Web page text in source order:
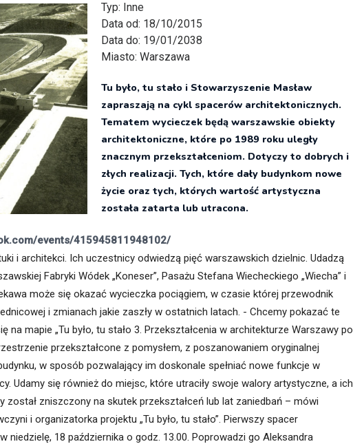
Miast Dawnych
Firmy
Typ: Inne
Data od: 18/10/2015
Data do: 19/01/2038
Miasto: Warszawa
Tu było, tu stało i Stowarzyszenie Masław
zapraszają na cykl spacerów architektonicznych.
Tematem wycieczek będą warszawskie obiekty
architektoniczne, które po 1989 roku uległy
znacznym przekształceniom. Dotyczy to dobrych i
złych realizacji. Tych, które dały budynkom nowe
życie oraz tych, których wartość artystyczna
została zatarta lub utracona.
events/415945811948102/
i architekci. Ich uczestnicy odwiedzą pięć warszawskich dzielnic. Udadzą
Fabryki Wódek „Koneser”, Pasażu Stefana Wiecheckiego „Wiecha” i
może się okazać wycieczka pociągiem, w czasie której przewodnik
i zmianach jakie zaszły w ostatnich latach. - Chcemy pokazać te
na mapie „Tu było, tu stało 3. Przekształcenia w architekturze Warszawy po
przekształcone z pomysłem, z poszanowaniem oryginalnej
w sposób pozwalający im doskonale spełniać nowe funkcje w
Udamy się również do miejsc, które utraciły swoje walory artystyczne, a ich
został zniszczony na skutek przekształceń lub lat zaniedbań – mówi
i organizatorka projektu „Tu było, tu stało”. Pierwszy spacer
niedzielę, 18 października o godz. 13.00. Poprowadzi go Aleksandra